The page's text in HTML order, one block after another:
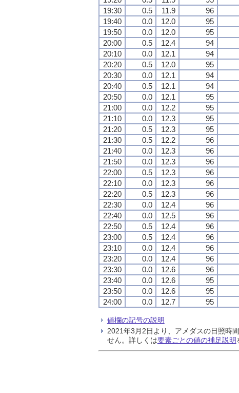
19:30
0.5 11.9 96
19:40
0.0 12.0 95
19:50
0.0 12.0 95
20:00
0.5 12.4 94
20:10
0.0 12.1 94
20:20
0.5 12.0 95
20:30
0.0 12.1 94
20:40
0.5 12.1 94
20:50
0.0 12.1 95
21:00
0.0 12.2 95
21:10
0.0 12.3 95
21:20
0.5 12.3 95
21:30
0.5 12.2 96
21:40
0.0 12.3 96
21:50
0.0 12.3 96
22:00
0.5 12.3 96
22:10
0.0 12.3 96
22:20
0.5 12.3 96
22:30
0.0 12.4 96
22:40
0.0 12.5 96
22:50
0.5 12.4 96
23:00
0.5 12.4 96
23:10
0.0 12.4 96
23:20
0.0 12.4 96
23:30
0.0 12.6 96
23:40
0.0 12.6 95
23:50
0.0 12.6 95
24:00
0.0 12.7 95
値欄の記号の説明
2021年3月2日より、アメダスの日照時
せん。詳しくは要素ごとの値の補足説明